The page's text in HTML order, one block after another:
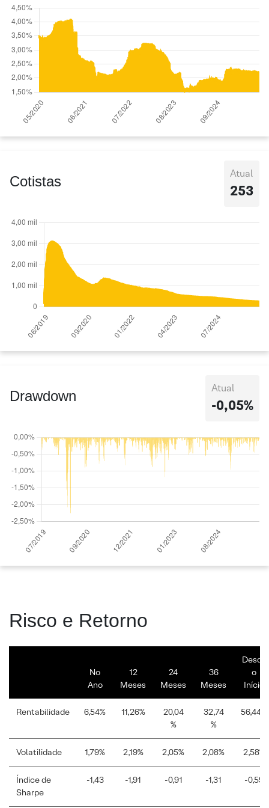
Cotistas Atual
253
Drawdown Atual
-0,05%
Risco e Retorno
No
Ano
12
Meses
24
Meses
36
Meses
Desde
o
Início
Rentabilidade 6,54% 11,26%
20,04
%
32,74
%
56,44%
Volatilidade 1,79% 2,19% 2,05% 2,08% 2,58%
Índice de
Sharpe
-1,43 -1,91 -0,91 -1,31 -0,59